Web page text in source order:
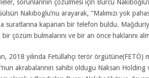
sorunlarının çözülmesi için Burcu
Nakıboglu’nu arayarak, “Malımızı yok
suratlarına kapanan bir telefon buldu.
çözüm bulmalarını ve bir an önce haklarını
2018 yılında Fetullahçı terör
akrabalarının sahibi oldugu Naksan Holding